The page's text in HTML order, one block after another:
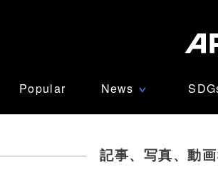
Popular News ∨
記事、写真、動